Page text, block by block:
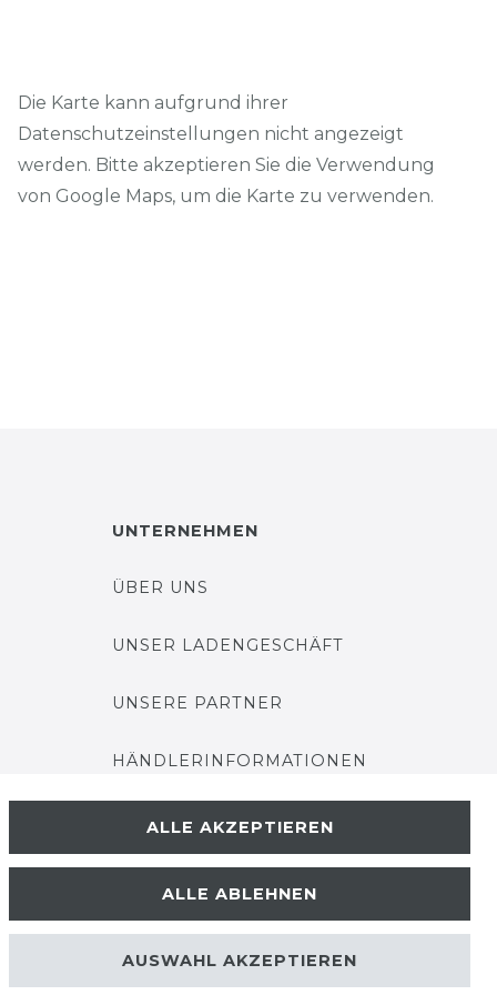
Die Karte kann aufgrund ihrer
Datenschutzeinstellungen nicht angezeigt
werden. Bitte akzeptieren Sie die Verwendung
von Google Maps, um die Karte zu verwenden.
UNTERNEHMEN
ÜBER UNS
UNSER LADENGESCHÄFT
UNSERE PARTNER
HÄNDLERINFORMATIONEN
BLOGALLE AKZEPTIEREN
ALLE ABLEHNEN
AUSWAHL AKZEPTIEREN